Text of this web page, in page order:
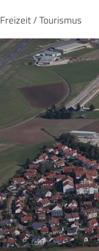
Freizeit / Tourismus